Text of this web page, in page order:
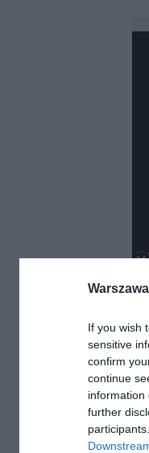
If you wish
sensitive
confirm
continue
information
further